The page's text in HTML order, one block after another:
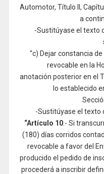
Automotor, Título II,
a
-Sustitúyase el texto
“c) Dejar constancia
revocable en la
anotación posterior en el
lo establecido
-Sustitúyase el texto
“Artículo 10.- Si
(180) días corridos
revocable a favor del
producido el pedido de
procederá a inscribir